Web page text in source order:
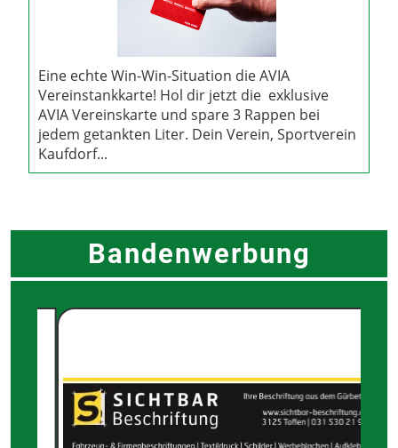
Eine echte Win-Win-Situation die AVIA
Vereinstankkarte! Hol dir jetzt die exklusive
AVIA Vereinskarte und spare 3 Rappen bei
jedem getankten Liter. Dein Verein, Sportverein
Kaufdorf...
Bandenwerbung